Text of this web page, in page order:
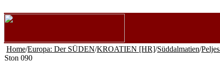
Home/Europa: Der SÜDEN/KROATIEN [HR]/Süddalmatien/
Ston 090